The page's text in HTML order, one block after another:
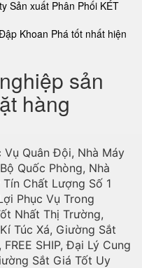
Sản xuất Phân Phối KÉT
Khoan Phá tốt nhất hiện
sản
hàng
Vụ Quân Đội, Nhà Máy
Quốc Phòng, Nhà
Chất Lượng Số 1
Phục Vụ Trong
Nhất Thị Trường,
Túc Xá, Giường Sắt
SHIP, Đại Lý Cung
Sắt Giá Tốt Uy